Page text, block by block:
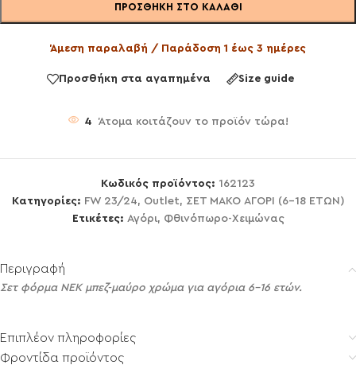
ΠΡΟΣΘΉΚΗ ΣΤΟ ΚΑΛΆΘΙ
Άμεση παραλαβή / Παράδοση 1 έως 3 ημέρες
Προσθήκη στα αγαπημένα Size guide
4 Άτομα κοιτάζουν το προϊόν τώρα!
Κωδικός προϊόντος: 162123
Κατηγορίες: FW 23/24, Outlet, ΣΕΤ ΜΑΚΟ ΑΓΟΡΙ (6-18 ΕΤΩΝ)
Ετικέτες: Αγόρι, Φθινόπωρο-Χειμώνας
Περιγραφή
Σετ φόρμα NEK μπεζ-μαύρο χρώμα για αγόρια 6-16 ετών.
Επιπλέον πληροφορίες
Φροντίδα προϊόντος